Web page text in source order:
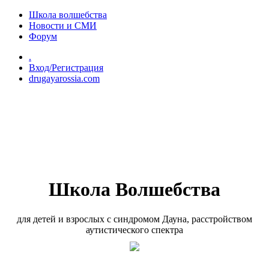
Перейти к основному содержанию
Школа волшебства
Новости и СМИ
Форум
.
Вход/Регистрация
drugayarossia.com
Школа Волшебства
для детей и взрослых с синдромом Дауна, расстройством
аутистического спектра